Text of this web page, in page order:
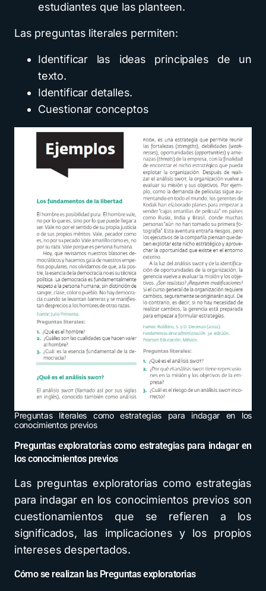
estudiantes que las planteen.
Las preguntas literales permiten:
Identificar las ideas principales de un
texto.
Identificar detalles.
Cuestionar conceptos
Preguntas literales como estrategias para indagar en los
conocimientos previos
Preguntas exploratorias como estrategias para indagar en
los conocimientos previos
Las preguntas exploratorias como estrategias
para indagar en los conocimientos previos son
cuestionamientos que se refieren a los
significados, las implicaciones y los propios
intereses despertados.
Cómo se realizan las Preguntas exploratorias